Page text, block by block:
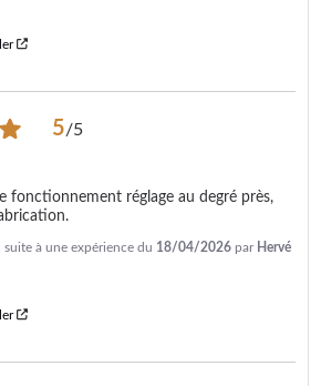
5/5
fonctionnement réglage au degré près,
, suite à une expérience du 18/04/2026 par Hervé